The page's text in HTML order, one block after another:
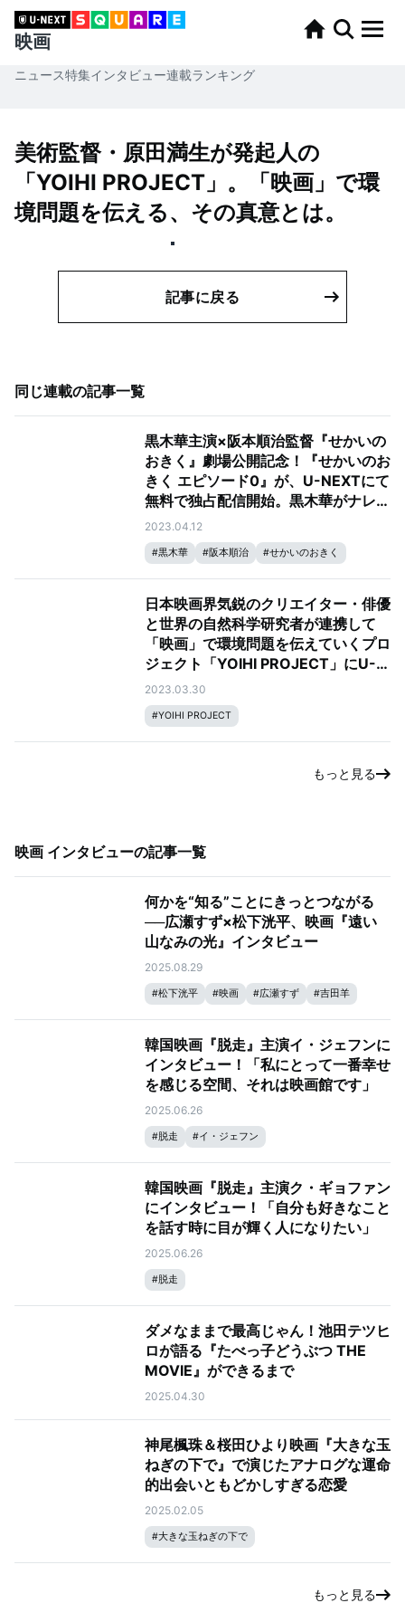
映画
ニュース特集インタビュー連載ランキング
美術監督・原田満生が発起人の
「YOIHI PROJECT」。「映画」で環
境問題を伝える、その真意とは。
記事に戻る
同じ連載の記事一覧
黒木華主演×阪本順治監督『せかいの
おきく』劇場公開記念！『せかいのお
きく エピソード0』が、U-NEXTにて
無料で独占配信開始。黒木華がナレー
ションをつとめるアニメ番組『うんた
ろう たびものがたり』も独占配信
2023.04.12
#黒木華 #阪本順治 #せかいのおきく
日本映画界気鋭のクリエイター・俳優
と世界の自然科学研究者が連携して
「映画」で環境問題を伝えていくプロ
ジェクト「YOIHI PROJECT」にU-
NEXTが参画。4月12日よりアニメ
『うんたろう たびものがたり』など
を独占配信予定
2023.03.30
#YOIHI PROJECT
もっと見る
映画 インタビューの記事一覧
何かを“知る”ことにきっとつながる
──広瀬すず×松下洸平、映画『遠い
山なみの光』インタビュー
2025.08.29
#松下洸平 #映画 #広瀬すず #吉田羊
韓国映画『脱走』主演イ・ジェフンに
インタビュー！「私にとって一番幸せ
を感じる空間、それは映画館です」
2025.06.26
#脱走 #イ・ジェフン
韓国映画『脱走』主演ク・ギョファン
にインタビュー！「自分も好きなこと
を話す時に目が輝く人になりたい」
2025.06.26
#脱走
ダメなままで最高じゃん！池田テツヒ
ロが語る『たべっ子どうぶつ THE
MOVIE』ができるまで
2025.04.30
神尾楓珠＆桜田ひより映画『大きな玉
ねぎの下で』で演じたアナログな運命
的出会いともどかしすぎる恋愛
2025.02.05
#大きな玉ねぎの下で
もっと見る